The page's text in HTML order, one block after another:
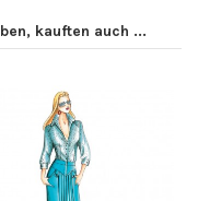
kauften auch ...